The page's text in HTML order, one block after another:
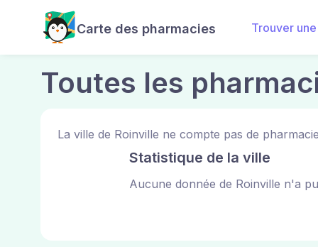
Carte des pharmacies Trouver
Toutes les
La ville de Roinville ne compte pas de
Statistique de la ville
Aucune donnée de Roinville n'a